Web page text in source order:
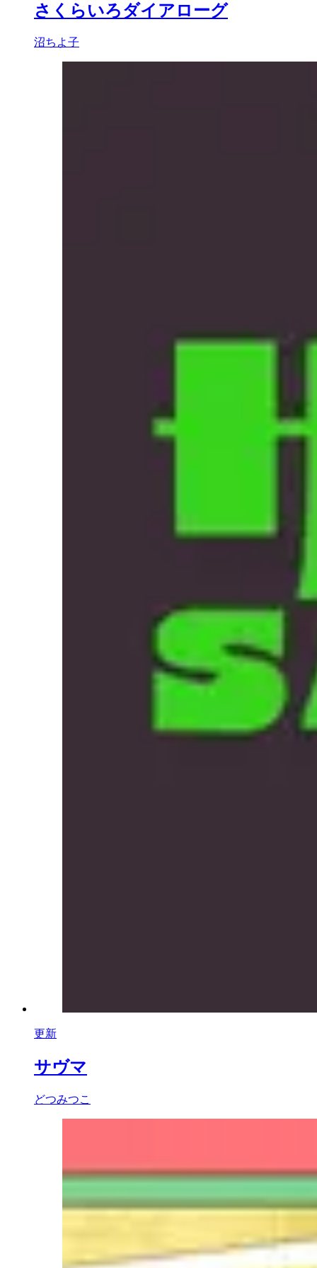
さくらいろダイアローグ
沼ちよ子
更新
サヴマ
どつみつこ